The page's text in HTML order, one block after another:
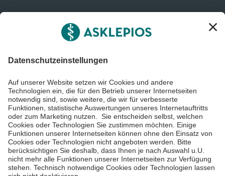
Informiert bleiben
Impressum
Datenschutzinformationen
Barrierefreiheit